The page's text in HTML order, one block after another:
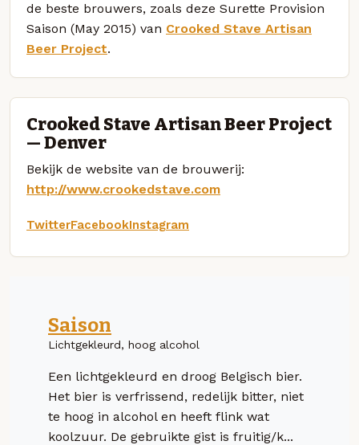
de beste brouwers, zoals deze Surette Provision
Saison (May 2015) van Crooked Stave Artisan
Beer Project.
Crooked Stave Artisan Beer Project
— Denver
Bekijk de website van de brouwerij:
http://www.crookedstave.com
TwitterFacebookInstagram
Saison
Lichtgekleurd, hoog alcohol
Een lichtgekleurd en droog Belgisch bier.
Het bier is verfrissend, redelijk bitter, niet
te hoog in alcohol en heeft flink wat
koolzuur. De gebruikte gist is fruitig/k...